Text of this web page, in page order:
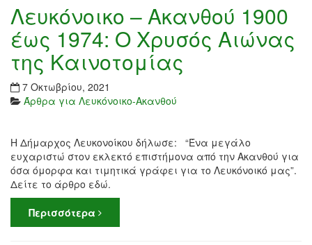
Λευκόνοικο – Ακανθού 1900
έως 1974: Ο Χρυσός Αιώνας
της Καινοτομίας
7 Οκτωβρίου, 2021
Άρθρα για Λευκόνοικο-Ακανθού
Η Δήμαρχος Λευκονοίκου δήλωσε: “Ένα μεγάλο
ευχαριστώ στον εκλεκτό επιστήμονα από την Ακανθού για
όσα όμορφα και τιμητικά γράφει για το Λευκόνοικό μας”.
Δείτε το άρθρο εδώ.
Περισσότερα